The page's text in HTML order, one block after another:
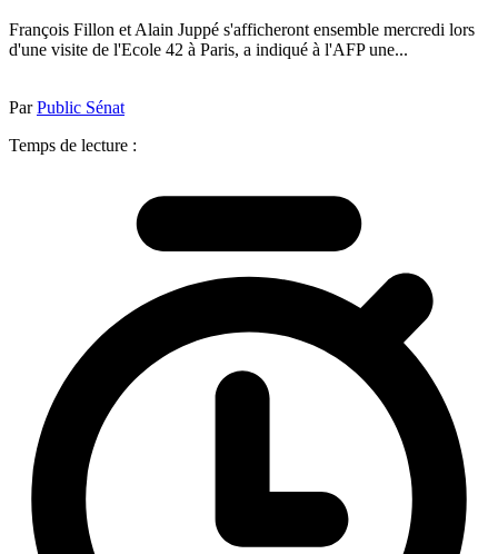
François Fillon et Alain Juppé s'afficheront ensemble mercredi lors
d'une visite de l'Ecole 42 à Paris, a indiqué à l'AFP une...
ParPublic Sénat
Temps de lecture :